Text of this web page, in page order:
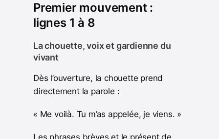
Premier mouvement :
lignes 1 à 8
La chouette, voix et gardienne du
vivant
Dès l’ouverture, la chouette prend
directement la parole :
« Me voilà. Tu m’as appelée, je viens. »